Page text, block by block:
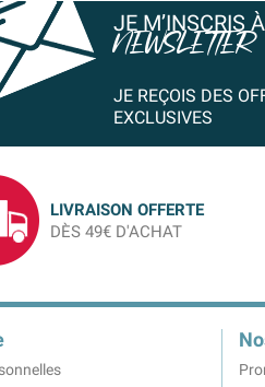
JE M’INSCRIS
NEWSLETTER
JE REÇOIS DES
EXCLUSIVES
LIVRAISON OFFERTE
DÈS 49€ D'ACHAT